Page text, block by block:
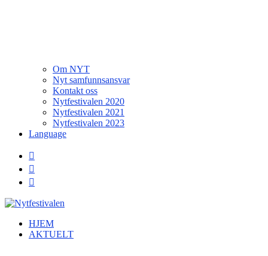
Om NYT
Nyt samfunnsansvar
Kontakt oss
Nytfestivalen 2020
Nytfestivalen 2021
Nytfestivalen 2023
Language
HJEM
AKTUELT